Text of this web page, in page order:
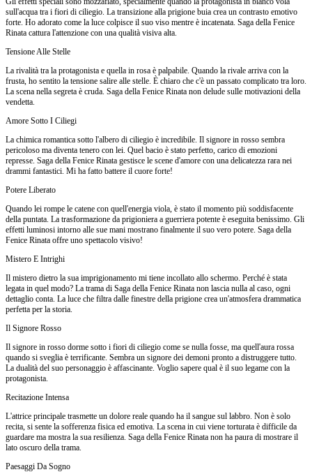
sull'acqua tra i fiori di ciliegio. La transizione alla prigione buia crea un contrasto emotivo
forte. Ho adorato come la luce colpisce il suo viso mentre è incatenata. Saga della Fenice
Rinata cattura l'attenzione con una qualità visiva alta.
Tensione Alle Stelle
La rivalità tra la protagonista e quella in rosa è palpabile. Quando la rivale arriva con la
frusta, ho sentito la tensione salire alle stelle. È chiaro che c'è un passato complicato tra loro.
La scena nella segreta è cruda. Saga della Fenice Rinata non delude sulle motivazioni della
vendetta.
Amore Sotto I Ciliegi
La chimica romantica sotto l'albero di ciliegio è incredibile. Il signore in rosso sembra
pericoloso ma diventa tenero con lei. Quel bacio è stato perfetto, carico di emozioni
represse. Saga della Fenice Rinata gestisce le scene d'amore con una delicatezza rara nei
drammi fantastici. Mi ha fatto battere il cuore forte!
Potere Liberato
Quando lei rompe le catene con quell'energia viola, è stato il momento più soddisfacente
della puntata. La trasformazione da prigioniera a guerriera potente è eseguita benissimo. Gli
effetti luminosi intorno alle sue mani mostrano finalmente il suo vero potere. Saga della
Fenice Rinata offre uno spettacolo visivo!
Mistero E Intrighi
Il mistero dietro la sua imprigionamento mi tiene incollato allo schermo. Perché è stata
legata in quel modo? La trama di Saga della Fenice Rinata non lascia nulla al caso, ogni
dettaglio conta. La luce che filtra dalle finestre della prigione crea un'atmosfera drammatica
perfetta per la storia.
Il Signore Rosso
Il signore in rosso dorme sotto i fiori di ciliegio come se nulla fosse, ma quell'aura rossa
quando si sveglia è terrificante. Sembra un signore dei demoni pronto a distruggere tutto.
La dualità del suo personaggio è affascinante. Voglio sapere qual è il suo legame con la
protagonista.
Recitazione Intensa
L'attrice principale trasmette un dolore reale quando ha il sangue sul labbro. Non è solo
recita, si sente la sofferenza fisica ed emotiva. La scena in cui viene torturata è difficile da
guardare ma mostra la sua resilienza. Saga della Fenice Rinata non ha paura di mostrare il
lato oscuro della trama.
Paesaggi Da Sogno